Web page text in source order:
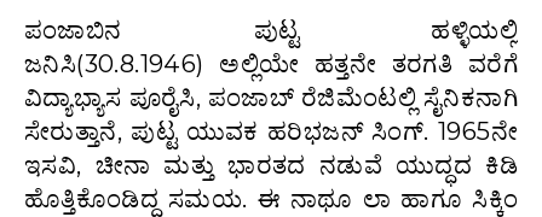
ಪಂಜಾಬಿನ ಪುಟ್ಟ ಹಳ್ಳಿಯಲ್ಲಿ
ಜನಿಸಿ(30.8.1946) ಅಲ್ಲಿಯೇ ಹತ್ತನೇ ತರಗತಿ ವರೆಗೆ
ವಿದ್ಯಾಭ್ಯಾಸ ಪೂರೈಸಿ, ಪಂಜಾಬ್ ರೆಜಿಮೆಂಟಲ್ಲಿ ಸೈನಿಕನಾಗಿ
ಸೇರುತ್ತಾನೆ, ಪುಟ್ಟ ಯುವಕ ಹರಿಭಜನ್ ಸಿಂಗ್. 1965ನೇ
ಇಸವಿ, ಚೀನಾ ಮತ್ತು ಭಾರತದ ನಡುವೆ ಯುದ್ಧದ ಕಿಡಿ
ಹೊತ್ತಿಕೊಂಡಿದ್ದ ಸಮಯ. ಈ ನಾಥೂ ಲಾ ಹಾಗೂ ಸಿಕ್ಕಿಂ